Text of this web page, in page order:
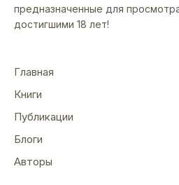
предназначенные для
достигшими 18 лет!
Главная
Книги
Публикации
Блоги
Авторы